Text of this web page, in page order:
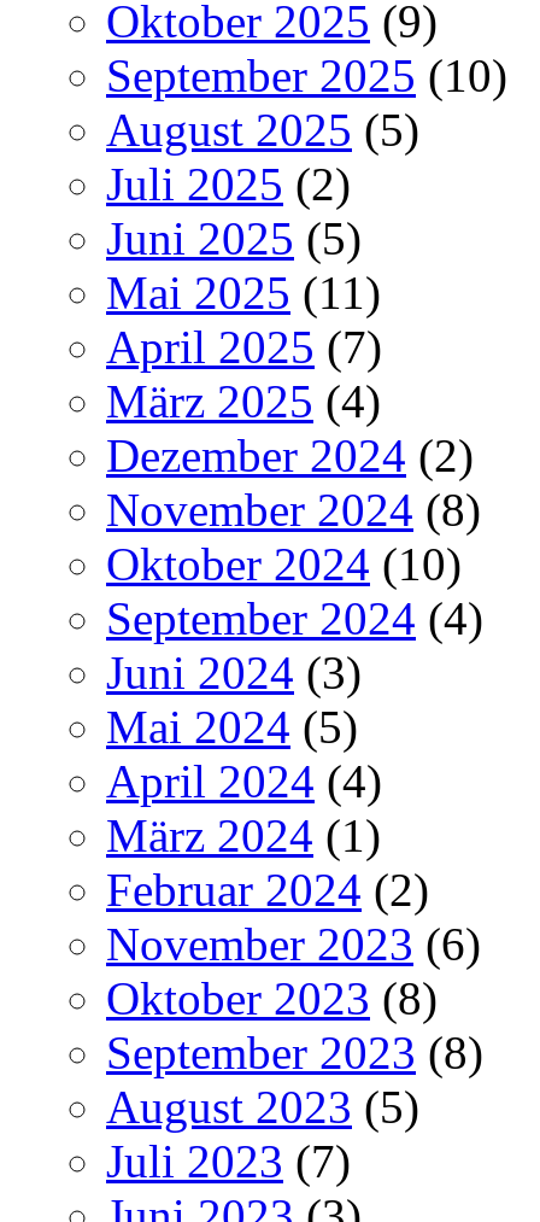
Oktober 2025 (9)
September 2025 (10)
August 2025 (5)
Juli 2025 (2)
Juni 2025 (5)
Mai 2025 (11)
April 2025 (7)
März 2025 (4)
Dezember 2024 (2)
November 2024 (8)
Oktober 2024 (10)
September 2024 (4)
Juni 2024 (3)
Mai 2024 (5)
April 2024 (4)
März 2024 (1)
Februar 2024 (2)
November 2023 (6)
Oktober 2023 (8)
September 2023 (8)
August 2023 (5)
Juli 2023 (7)